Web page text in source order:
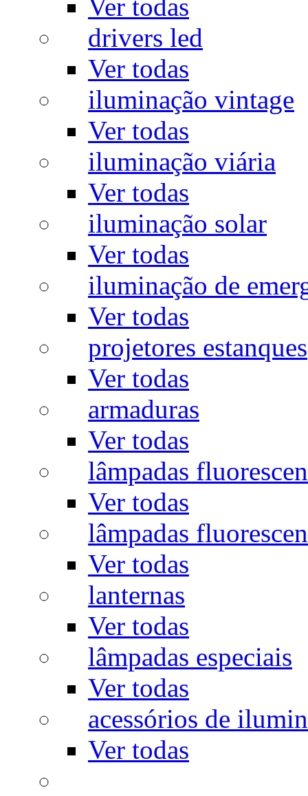
Ver todas
drivers led
Ver todas
iluminação vintage
Ver todas
iluminação viária
Ver todas
iluminação solar
Ver todas
iluminação de
Ver todas
projetores estanques
Ver todas
armaduras
Ver todas
lâmpadas
Ver todas
lâmpadas
Ver todas
lanternas
Ver todas
lâmpadas especiais
Ver todas
acessórios de
Ver todas